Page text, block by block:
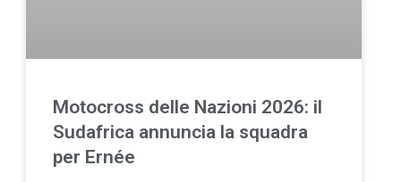
Motocross delle Nazioni 2026: il
Sudafrica annuncia la squadra
per Ernée